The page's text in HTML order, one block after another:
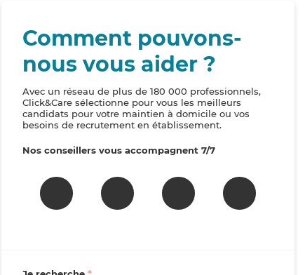
Comment pouvons-
nous vous aider ?
Avec un réseau de plus de 180 000 professionnels,
Click&Care sélectionne pour vous les meilleurs
candidats pour votre maintien à domicile ou vos
besoins de recrutement en établissement.
Nos conseillers vous accompagnent 7/7